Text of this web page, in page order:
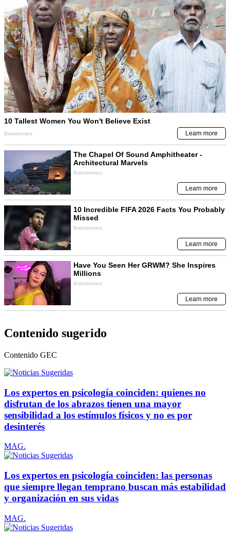
Contenido sugerido
Contenido GEC
Los expertos en psicología coinciden: quienes no
disfrutan de los abrazos tienen una mayor
sensibilidad a los estímulos físicos y no es por
desinterés
MAG.
Los expertos en psicología coinciden: las personas
que siempre llegan temprano buscan más estabilidad
y organización en sus vidas
MAG.